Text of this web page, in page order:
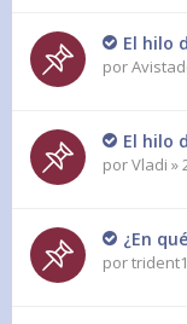
El hilo
por
El hilo
porVladi »
¿En
por